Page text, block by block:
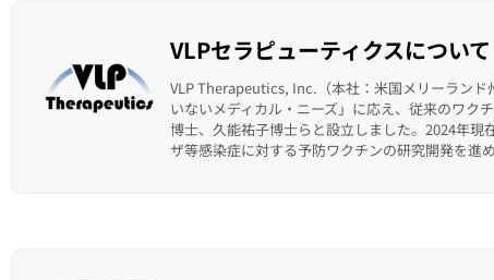
VLPセラピューティクスについて
VLP Therapeutics, Inc.（本社：米国メリーランド
いないメディカル・ニーズ」に応え、従来のワク
博士、久能祐子博士らと設立しました。2024年
ザ等感染症に対する予防ワクチンの研究開発を進め